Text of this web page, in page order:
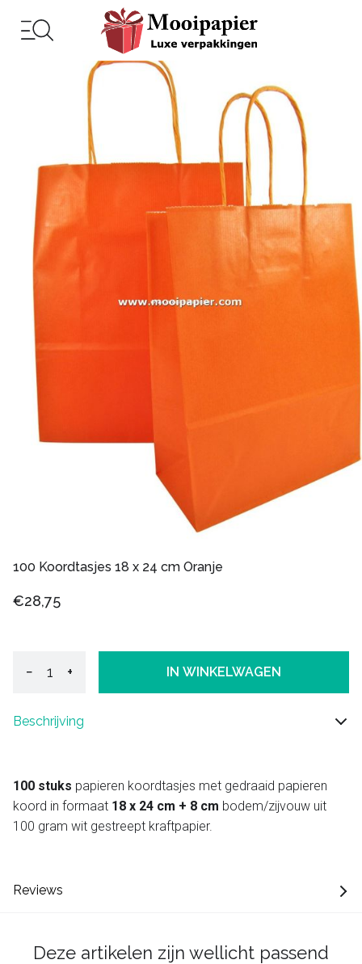
100 Koordtasjes 18 x 24 cm Oranje
€28,75
− + IN WINKELWAGEN
Beschrijving
100 stuks papieren koordtasjes met gedraaid papieren
koord in formaat 18 x 24 cm + 8 cm bodem/zijvouw uit
100 gram wit gestreept kraftpapier.
Reviews
Deze artikelen zijn wellicht passend